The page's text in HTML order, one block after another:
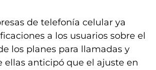
de telefonía celular ya
a los usuarios sobre el
los planes para llamadas y
ellas anticipó que el ajuste en